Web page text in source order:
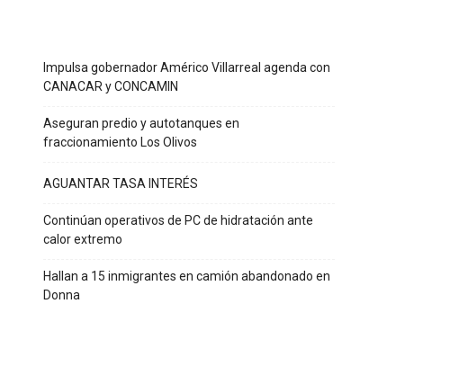
Impulsa gobernador Américo Villarreal agenda con
CANACAR y CONCAMIN
Aseguran predio y autotanques en
fraccionamiento Los Olivos
AGUANTAR TASA INTERÉS
Continúan operativos de PC de hidratación ante
calor extremo
Hallan a 15 inmigrantes en camión abandonado en
Donna